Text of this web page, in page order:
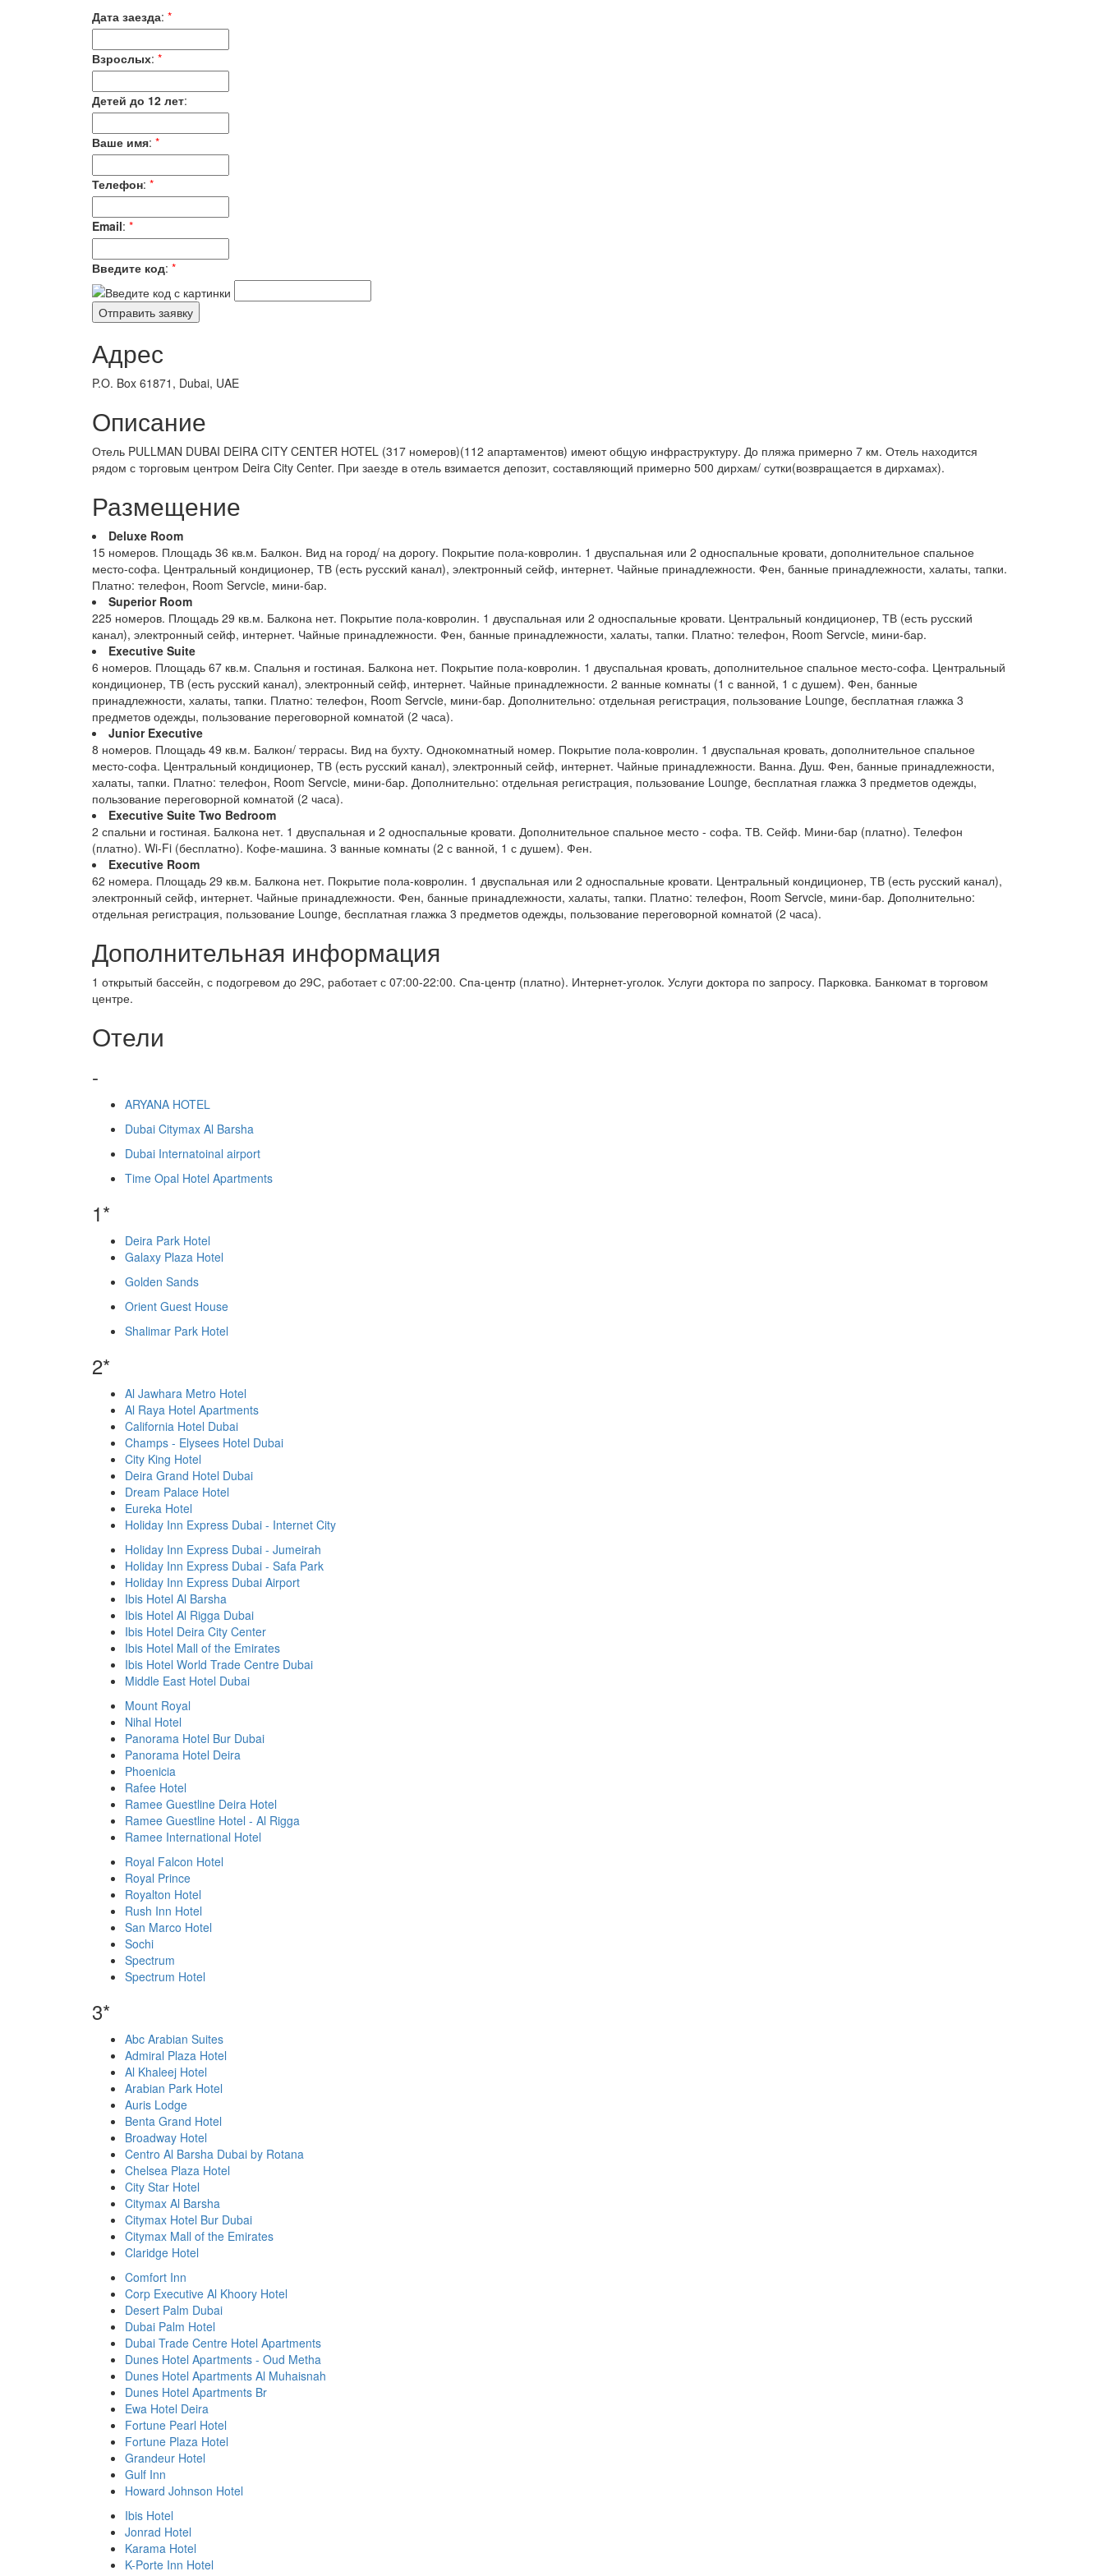
Дата заезда: *
Взрослых: *
Детей до 12 лет:
Ваше имя: *
Телефон: *
Email: *
Введите код: *
Адрес
P.O. Box 61871, Dubai, UAE
Описание
Отель PULLMAN DUBAI DEIRA CITY CENTER HOTEL (317 номеров)(112 апартаментов) имеют общую инфраструктуру. До пляжа примерно 7 км. Отель находится
рядом с торговым центром Deira City Center. При заезде в отель взимается депозит, составляющий примерно 500 дирхам/ сутки(возвращается в дирхамах).
Размещение
Deluxe Room
15 номеров. Площадь 36 кв.м. Балкон. Вид на город/ на дорогу. Покрытие пола-ковролин. 1 двуспальная или 2 односпальные кровати, дополнительное спальное
место-софа. Центральный кондиционер, ТВ (есть русский канал), электронный сейф, интернет. Чайные принадлежности. Фен, банные принадлежности, халаты, тапки.
Платно: телефон, Room Servcie, мини-бар.
Superior Room
225 номеров. Площадь 29 кв.м. Балкона нет. Покрытие пола-ковролин. 1 двуспальная или 2 односпальные кровати. Центральный кондиционер, ТВ (есть русский
канал), электронный сейф, интернет. Чайные принадлежности. Фен, банные принадлежности, халаты, тапки. Платно: телефон, Room Servcie, мини-бар.
Executive Suite
6 номеров. Площадь 67 кв.м. Спальня и гостиная. Балкона нет. Покрытие пола-ковролин. 1 двуспальная кровать, дополнительное спальное место-софа. Центральный
кондиционер, ТВ (есть русский канал), электронный сейф, интернет. Чайные принадлежности. 2 ванные комнаты (1 с ванной, 1 с душем). Фен, банные
принадлежности, халаты, тапки. Платно: телефон, Room Servcie, мини-бар. Дополнительно: отдельная регистрация, пользование Lounge, бесплатная глажка 3
предметов одежды, пользование переговорной комнатой (2 часа).
Junior Executive
8 номеров. Площадь 49 кв.м. Балкон/ террасы. Вид на бухту. Однокомнатный номер. Покрытие пола-ковролин. 1 двуспальная кровать, дополнительное спальное
место-софа. Центральный кондиционер, ТВ (есть русский канал), электронный сейф, интернет. Чайные принадлежности. Ванна. Душ. Фен, банные принадлежности,
халаты, тапки. Платно: телефон, Room Servcie, мини-бар. Дополнительно: отдельная регистрация, пользование Lounge, бесплатная глажка 3 предметов одежды,
пользование переговорной комнатой (2 часа).
Executive Suite Two Bedroom
2 спальни и гостиная. Балкона нет. 1 двуспальная и 2 односпальные кровати. Дополнительное спальное место - софа. ТВ. Сейф. Мини-бар (платно). Телефон
(платно). Wi-Fi (бесплатно). Кофе-машина. 3 ванные комнаты (2 с ванной, 1 с душем). Фен.
Executive Room
62 номера. Площадь 29 кв.м. Балкона нет. Покрытие пола-ковролин. 1 двуспальная или 2 односпальные кровати. Центральный кондиционер, ТВ (есть русский канал),
электронный сейф, интернет. Чайные принадлежности. Фен, банные принадлежности, халаты, тапки. Платно: телефон, Room Servcie, мини-бар. Дополнительно:
отдельная регистрация, пользование Lounge, бесплатная глажка 3 предметов одежды, пользование переговорной комнатой (2 часа).
Дополнительная информация
1 открытый бассейн, с подогревом до 29С, работает с 07:00-22:00. Спа-центр (платно). Интернет-уголок. Услуги доктора по запросу. Парковка. Банкомат в торговом
центре.
Отели
-
ARYANA HOTEL
Dubai Citymax Al Barsha
Dubai Internatoinal airport
Time Opal Hotel Apartments
1*
Deira Park Hotel
Galaxy Plaza Hotel
Golden Sands
Orient Guest House
Shalimar Park Hotel
2*
Al Jawhara Metro Hotel
Al Raya Hotel Apartments
California Hotel Dubai
Champs - Elysees Hotel Dubai
City King Hotel
Deira Grand Hotel Dubai
Dream Palace Hotel
Eureka Hotel
Holiday Inn Express Dubai - Internet City
Holiday Inn Express Dubai - Jumeirah
Holiday Inn Express Dubai - Safa Park
Holiday Inn Express Dubai Airport
Ibis Hotel Al Barsha
Ibis Hotel Al Rigga Dubai
Ibis Hotel Deira City Center
Ibis Hotel Mall of the Emirates
Ibis Hotel World Trade Centre Dubai
Middle East Hotel Dubai
Mount Royal
Nihal Hotel
Panorama Hotel Bur Dubai
Panorama Hotel Deira
Phoenicia
Rafee Hotel
Ramee Guestline Deira Hotel
Ramee Guestline Hotel - Al Rigga
Ramee International Hotel
Royal Falcon Hotel
Royal Prince
Royalton Hotel
Rush Inn Hotel
San Marco Hotel
Sochi
Spectrum
Spectrum Hotel
3*
Abc Arabian Suites
Admiral Plaza Hotel
Al Khaleej Hotel
Arabian Park Hotel
Auris Lodge
Benta Grand Hotel
Broadway Hotel
Centro Al Barsha Dubai by Rotana
Chelsea Plaza Hotel
City Star Hotel
Citymax Al Barsha
Citymax Hotel Bur Dubai
Citymax Mall of the Emirates
Claridge Hotel
Comfort Inn
Corp Executive Al Khoory Hotel
Desert Palm Dubai
Dubai Palm Hotel
Dubai Trade Centre Hotel Apartments
Dunes Hotel Apartments - Oud Metha
Dunes Hotel Apartments Al Muhaisnah
Dunes Hotel Apartments Br
Ewa Hotel Deira
Fortune Pearl Hotel
Fortune Plaza Hotel
Grandeur Hotel
Gulf Inn
Howard Johnson Hotel
Ibis Hotel
Jonrad Hotel
Karama Hotel
K-Porte Inn Hotel